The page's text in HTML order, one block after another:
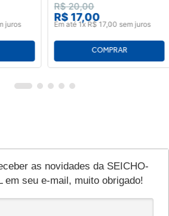
juros
R$ 20,00
R$ 17,00
Em até 1x R$ 17,00 sem juros
as novidades da SEICHO-
em seu e-mail, muito obrigado!